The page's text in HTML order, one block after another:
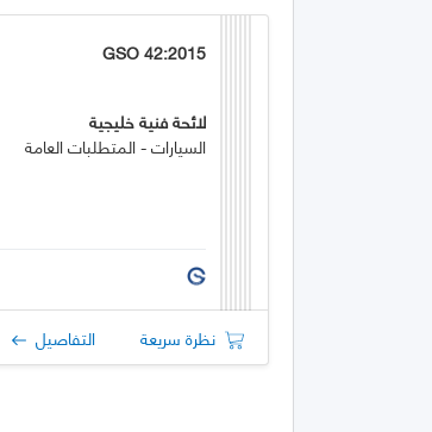
GSO 42:2015
لائحة فنية خليجية
السيارات - المتطلبات العامة
نظرة سريعة التفاصيل